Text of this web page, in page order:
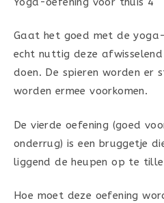
Gaat het goed met de
echt nuttig deze
doen. De spieren worden er
worden ermee voorkomen.
De vierde oefening (goed
onderrug) is een bruggetje
liggend de heupen op te
Hoe moet deze oefening